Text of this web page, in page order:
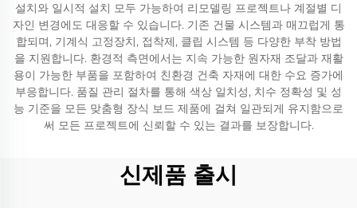
설치와 일시적 설치 모두 가능하여 리모델링 프로젝트나 계절별 디
자인 변경에도 대응할 수 있습니다. 기존 건물 시스템과 매끄럽게 통
합되며, 기계식 고정장치, 접착제, 클립 시스템 등 다양한 부착 방법
을 지원합니다. 환경적 측면에서는 지속 가능한 원자재 조달과 재활
용이 가능한 부품을 포함하여 친환경 건축 자재에 대한 수요 증가에
부응합니다. 품질 관리 절차를 통해 색상 일치성, 치수 정확성 및 성
능 기준을 모든 맞춤형 장식 보드 제품에 걸쳐 일관되게 유지함으로
써 모든 프로젝트에 신뢰할 수 있는 결과를 보장합니다.
신제품 출시